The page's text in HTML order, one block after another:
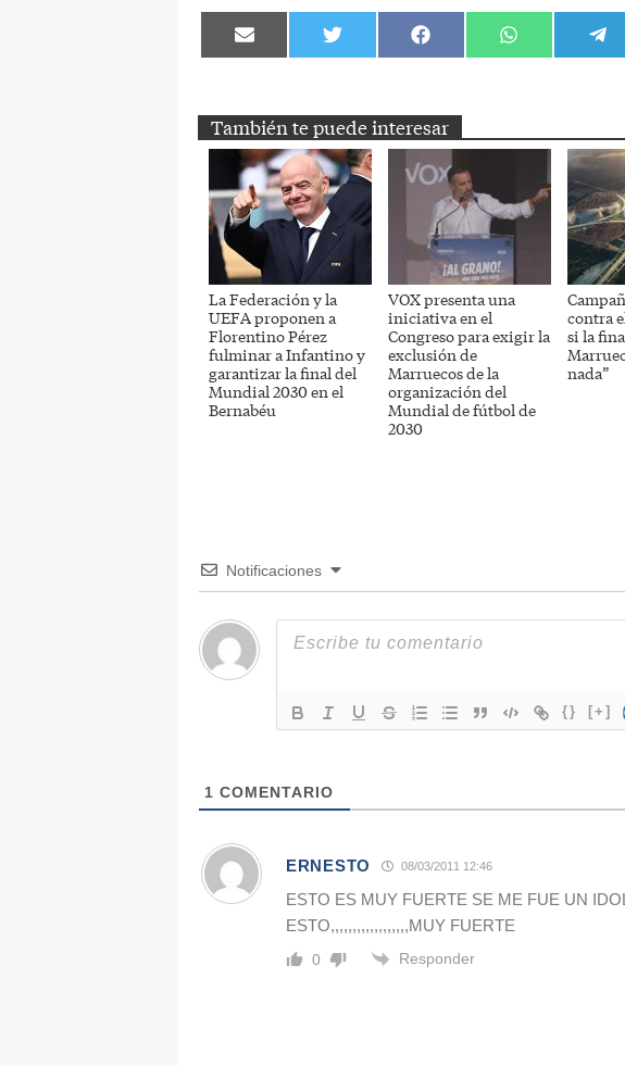
Compartir
en
Compartir
en
Compartir
en
Compartir
en en
También te puede interesar
La Federación y la
UEFA proponen a
Florentino Pérez
fulminar a Infantino y
garantizar la final del
Mundial 2030 en el
Bernabéu
VOX presenta una
iniciativa en el
Congreso para exigir la
exclusión de
Marruecos de la
organización del
Mundial de fútbol de
2030
contra
si la
nada”
Notificaciones
{} [+]
1 COMENTARIO
ERNESTO 08/03/2011 12:46
ESTO ES MUY FUERTE SE ME FUE UN
ESTO,,,,,,,,,,,,,,,,,,MUY FUERTE
0 Responder